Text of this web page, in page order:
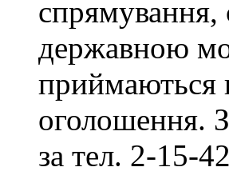
спрямування,
державною
приймаються
оголошення.
за тел. 2-15-